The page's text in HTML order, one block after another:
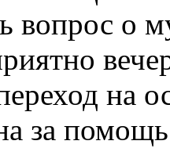
вопрос о
на
за